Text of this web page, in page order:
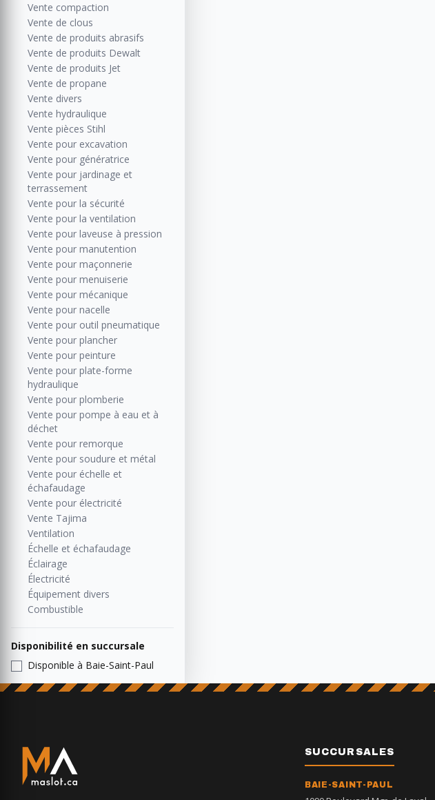
Vente compaction
Vente de clous
Vente de produits abrasifs
Vente de produits Dewalt
Vente de produits Jet
Vente de propane
Vente divers
Vente hydraulique
Vente pièces Stihl
Vente pour excavation
Vente pour génératrice
Vente pour jardinage et
terrassement
Vente pour la sécurité
Vente pour la ventilation
Vente pour laveuse à pression
Vente pour manutention
Vente pour maçonnerie
Vente pour menuiserie
Vente pour mécanique
Vente pour nacelle
Vente pour outil pneumatique
Vente pour plancher
Vente pour peinture
Vente pour plate-forme
hydraulique
Vente pour plomberie
Vente pour pompe à eau et à
déchet
Vente pour remorque
Vente pour soudure et métal
Vente pour échelle et
échafaudage
Vente pour électricité
Vente Tajima
Ventilation
Échelle et échafaudage
Éclairage
Électricité
Équipement divers
Combustible
Disponibilité en succursale
Disponible à Baie-Saint-Paul
SUCCURSALES
BAIE-SAINT-PAUL